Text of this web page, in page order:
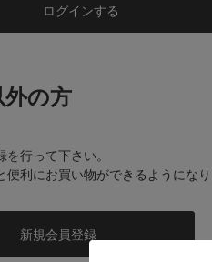
の方
行って下さい。
利にお買い物ができるようになり